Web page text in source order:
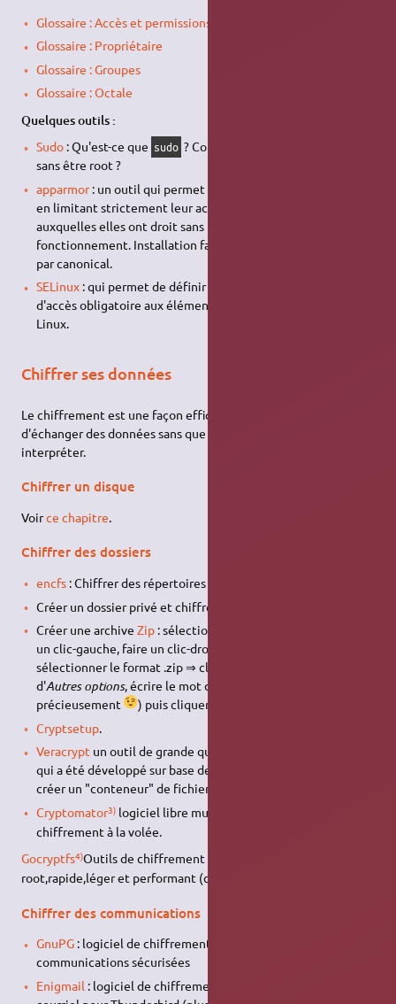
Glossaire : Accès et permissions
Glossaire : Propriétaire
Glossaire : Groupes
Glossaire : Octale
Quelques outils :
Sudo: Qu'est-ce que sudo ? Comment avoir des privilèges
sans être root ?
apparmor: un outil qui permet de verrouiller les applications
en limitant strictement leur accès aux seules ressources
auxquelles elles ont droit sans perturber leur
fonctionnement. Installation facile sur ubuntu, et mis à jour
par canonical.
SELinux: qui permet de définir une politique de contrôle
d'accès obligatoire aux éléments d'un système basé sur
Linux.
Chiffrer ses données
Le chiffrement est une façon efficace de conserver et
d'échanger des données sans que quiconque ne puisse les
interpréter.
Chiffrer un disque
Voirce chapitre.
Chiffrer des dossiers
encfs: Chiffrer des répertoires avec EncFS.
Créer un dossier privé et chiffré dans le /home avec
Créer une archive Zip: sélectionner le dossier à chiffrer avec
un clic-gauche, faire un clic-droit ⇒ Compresser,
sélectionner le format .zip ⇒ cliquer sur la flèche à côté
d'Autres options, écrire le mot de passe souhaité (à conserver
précieusement
) puis cliquer sur créer.
Cryptsetup.
Veracrypt un outil de grande qualité, multi-plateforme, et
qui a été développé sur base de Truecrypt et permet de
créer un "conteneur" de fichiers chiffré très sûr et portable.
Cryptomator3)logiciel libre multi-plateformes de
chiffrement à la volée.
Gocryptfs4)Outils de chiffrement nécessitant aucun droit
root,rapide,léger et performant (coder en Go).
Chiffrer des communications
GnuPG: logiciel de chiffrement très utilisé pour les
communications sécurisées
Enigmail : logiciel de chiffrement et signature numérique de